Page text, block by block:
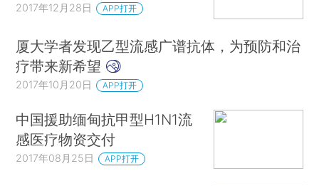
2017年12月28日 APP打开
厦大学者发现乙型流感广谱抗体，为预防和治
疗带来新希望
2017年10月20日 APP打开
中国援助缅甸抗甲型H1N1流
感医疗物资交付
2017年08月25日 APP打开